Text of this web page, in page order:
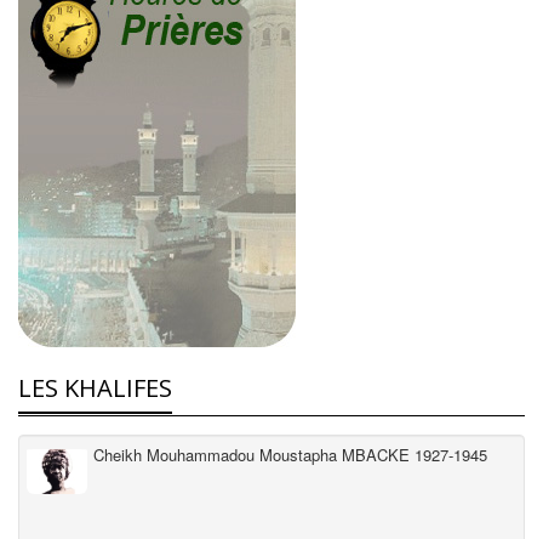
LES KHALIFES
Cheikh Mouhammadou Moustapha MBACKE 1927-1945